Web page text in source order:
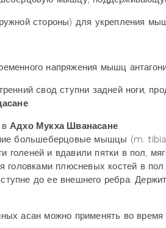
стороны) для укрепления
напряжения мышц
свод ступни задней ноги,
.
вАдхо Мукха Шванасане.
большеберцовые мышцы (m.
голеней и вдавили пятки в пол,
головками плюсневых костей в
до ее внешнего ребра.
асан можно применять во время